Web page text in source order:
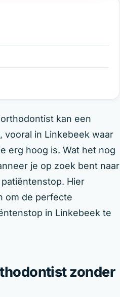
kan een
vooral in Linkebeek waar
erg hoog is. Wat het nog
je op zoek bent naar
Hier
om de perfecte
in Linkebeek te
zonder